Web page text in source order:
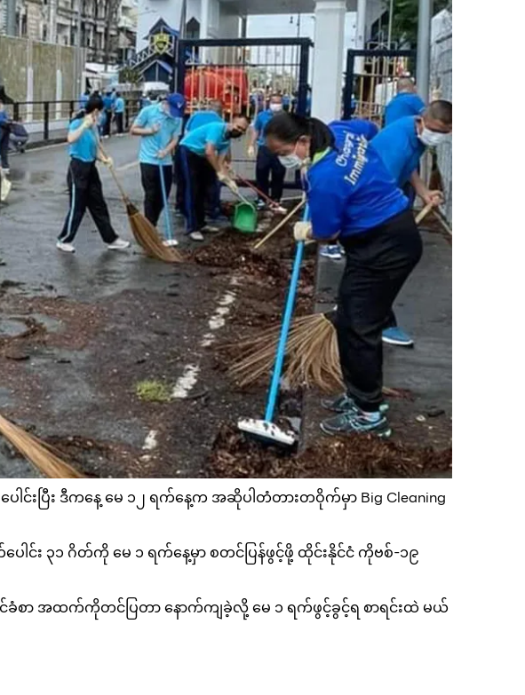
ါင်းပြီး ဒီကနေ့ မေ ၁၂ ရက်နေ့က အဆိုပါတံတားတဝိုက်မှာ Big Cleaning
ေါင်း ၃၁ ဂိတ်ကို မေ ၁ ရက်နေ့မှာ စတင်ပြန်ဖွင့်ဖို့ ထိုင်းနိုင်ငံ ကိုဗစ်-၁၉
ာ အထက်ကိုတင်ပြတာ နောက်ကျခဲ့လို့ မေ ၁ ရက်ဖွင့်ခွင့်ရ စာရင်းထဲ မယ်